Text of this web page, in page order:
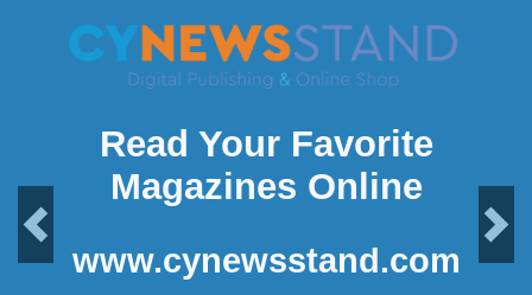
Read Your Favorite
Magazines Online
Next
www.cynewsstand.com